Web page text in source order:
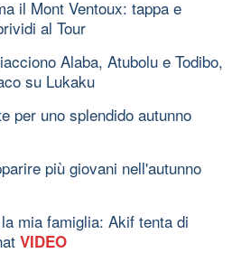
il Mont Ventoux: tappa e
al Tour
Alaba, Atubolu e Todibo,
su Lukaku
per uno splendido autunno
più giovani nell'autunno
mia famiglia: Akif tenta di
VIDEO